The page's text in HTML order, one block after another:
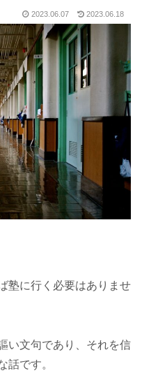
2023.06.07 2023.06.18
塾に行く必要はありませ
い文句であり、それを信
話です。